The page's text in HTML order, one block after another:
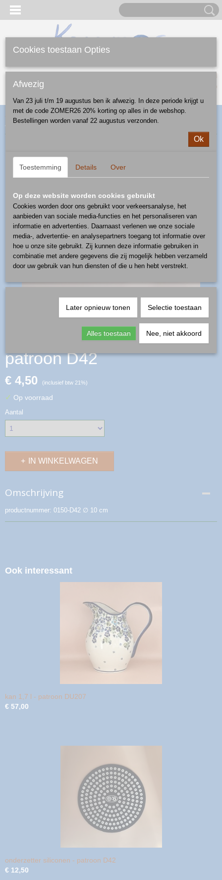
(0)
Home >Webshop>Ontbijt/Lunch/Diner>algemeen> onderzetter
siliconen - patroon D42
onderzetter siliconen -
patroon D42
€ 4,50 (inclusief btw 21%)
✓ Op voorraad
Aantal
IN WINKELWAGEN
Omschrijving
productnummer: 0150-D42 ∅ 10 cm
Ook interessant
kan 1,7 l - patroon DU207
€ 57,00
onderzetter siliconen - patroon D42
€ 12,50
Cookies toestaan Opties
Afwezig
Van 23 juli t/m 19 augustus ben ik afwezig. In deze periode krijgt u
met de code ZOMER26 20% korting op alles in de webshop.
Bestellingen worden vanaf 22 augustus verzonden.
Ok
Toestemming Details Over
Op deze website worden cookies gebruikt
Cookies worden door ons gebruikt voor verkeersanalyse, het
aanbieden van sociale media-functies en het personaliseren van
informatie en advertenties. Daarnaast verlenen we onze sociale
media-, advertentie- en analysepartners toegang tot informatie over
hoe u onze site gebruikt. Zij kunnen deze informatie gebruiken in
combinatie met andere gegevens die zij mogelijk hebben verzameld
door uw gebruik van hun diensten of die u hen hebt verstrekt.
Later opnieuw tonen Selectie toestaan
Alles toestaan Nee, niet akkoord